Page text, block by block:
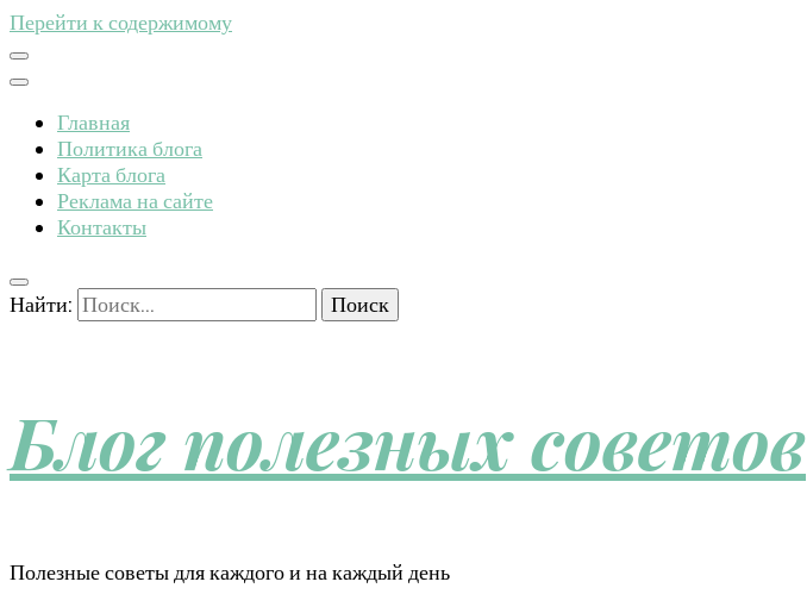
Перейти к содержимому
Главная
Политика блога
Карта блога
Реклама на сайте
Контакты
Найти:
Блог полезных советов
Полезные советы для каждого и на каждый день